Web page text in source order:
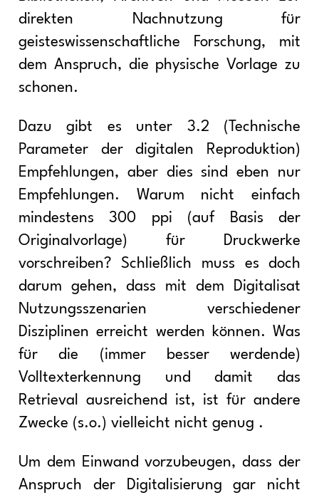
direkten Nachnutzung für
geisteswissenschaftliche Forschung, mit
dem Anspruch, die physische Vorlage zu
schonen.
Dazu gibt es unter 3.2 (Technische
Parameter der digitalen Reproduktion)
Empfehlungen, aber dies sind eben nur
Empfehlungen. Warum nicht einfach
mindestens 300 ppi (auf Basis der
Originalvorlage) für Druckwerke
vorschreiben? Schließlich muss es doch
darum gehen, dass mit dem Digitalisat
Nutzungsszenarien verschiedener
Disziplinen erreicht werden können. Was
für die (immer besser werdende)
Volltexterkennung und damit das
Retrieval ausreichend ist, ist für andere
Zwecke (s.o.) vielleicht nicht genug .
Um dem Einwand vorzubeugen, dass der
Anspruch der Digitalisierung gar nicht